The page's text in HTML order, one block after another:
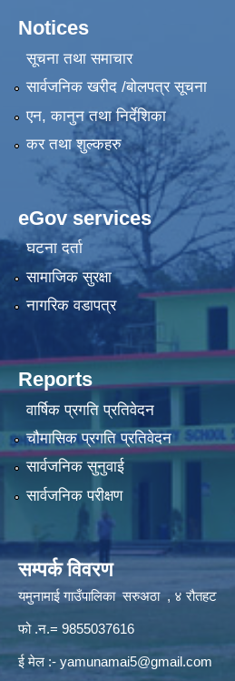
Notices
सूचना तथा समाचार
सार्वजनिक खरीद /बोलपत्र सूचना
एन, कानुन तथा निर्देशिका
कर तथा शुल्कहरु
eGov services
घटना दर्ता
सामाजिक सुरक्षा
नागरिक वडापत्र
Reports
वार्षिक प्रगति प्रतिवेदन
चौमासिक प्रगति प्रतिवेदन
सार्वजनिक सुनुवाई
सार्वजनिक परीक्षण
सम्पर्क विवरण
यमुनामाई गाउँपालिका सरुअठा , ४ रौतहट
फो .न.= 9855037616
ई मेल :- yamunamai5@gmail.com